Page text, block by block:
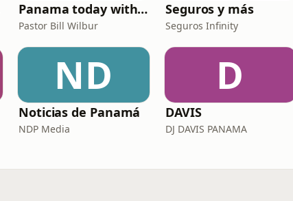
Panama today with Pastor Bill Wilbur
Pastor Bill Wilbur
Seguros y más
Seguros Infinity
ND
Noticias de Panamá
NDP Media
D
DAVIS
DJ DAVIS PANAMA